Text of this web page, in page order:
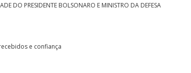
DO PRESIDENTE BOLSONARO E MINISTRO DA DEFESA
e confiança